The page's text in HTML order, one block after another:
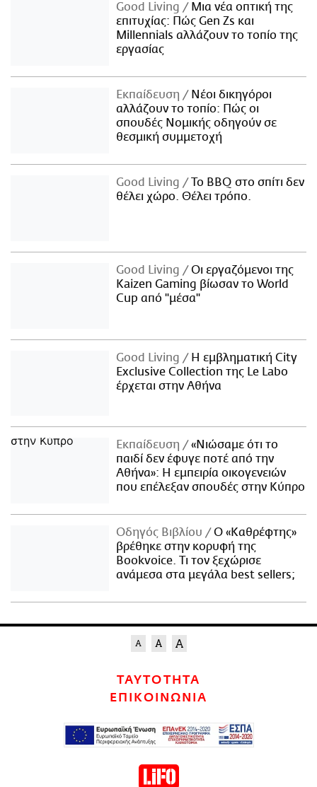
Good Living
Μια νέα οπτική της
επιτυχίας: Πώς Gen Zs και
Millennials αλλάζουν το τοπίο της
εργασίας
Εκπαίδευση
Νέοι δικηγόροι
αλλάζουν το τοπίο: Πώς οι
σπουδές Νομικής οδηγούν σε
θεσμική συμμετοχή
Good Living
Το BBQ στο σπίτι δεν
θέλει χώρο. Θέλει τρόπο.
Good Living
Οι εργαζόμενοι της
Kaizen Gaming βίωσαν το World
Cup από "μέσα"
Good Living
Η εμβληματική City
Exclusive Collection της Le Labo
έρχεται στην Αθήνα
Εκπαίδευση
«Νιώσαμε ότι το
παιδί δεν έφυγε ποτέ από την
Αθήνα»: Η εμπειρία οικογενειών
που επέλεξαν σπουδές στην Κύπρο
Οδηγός Βιβλίου
Ο «Καθρέφτης»
βρέθηκε στην κορυφή της
Bookvoice. Τι τον ξεχώρισε
ανάμεσα στα μεγάλα best sellers;
ΤΑΥΤΟΤΗΤΑ
ΕΠΙΚΟΙΝΩΝΙΑ